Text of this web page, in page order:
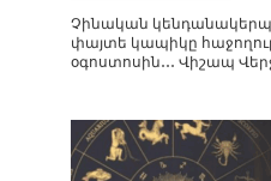
Չինական
փայտե կապիկը
օգոստոսին․․․ Վիշապ